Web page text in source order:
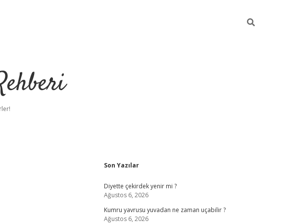
Sidebar
Son Yazılar
Diyette çekirdek yenir mi ?
Ağustos 6, 2026
Kumru yavrusu yuvadan ne zaman uçabilir ?
Ağustos 6, 2026